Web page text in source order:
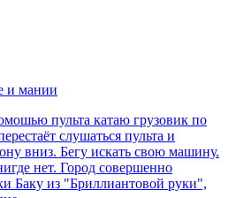
и мании
пульта катаю грузовик по
слушаться пульта и
вниз. Бегу искать свою машину.
нет. Город совершенно
Баку из "Бриллиантовой руки",